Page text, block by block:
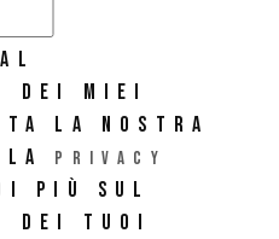
DEI MIEI
LA NOSTRA
PRIVACY
PIÙ SUL
DEI TUOI